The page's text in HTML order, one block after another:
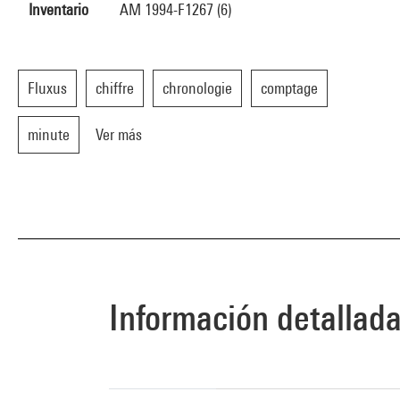
Inventario AM 1994-F1267 (6)
Fluxus chiffre chronologie comptage
minute Ver más
Información detallada